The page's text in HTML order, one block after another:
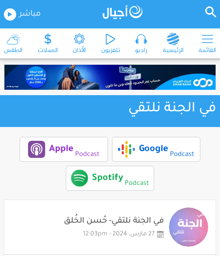
مباشر
القائمة الرئيسية راديو تلفزيون الأذان العملات الطقس
في الجنة نلتقي
Google
Podcast
Apple
Podcast
Spotify
Podcast
في الجنة نلتقي- حُسن الخُلق
27 مارس، 2024 - 12:03pm